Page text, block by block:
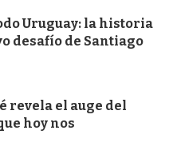
Uruguay: la historia
desafío de Santiago
revela el auge del
hoy nos